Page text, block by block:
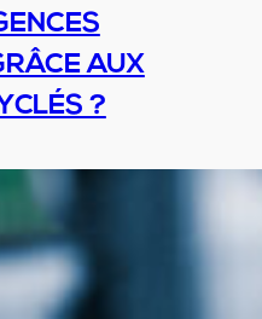
AUX
?